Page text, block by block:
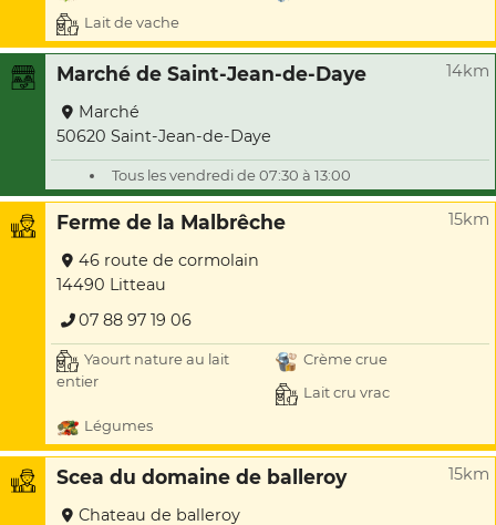
Lait de vache
Marché de Saint-Jean-de-Daye 14km
Marché
50620 Saint-Jean-de-Daye
Tous les vendredi de 07:30 à 13:00
Ferme de la Malbrêche 15km
46 route de cormolain
14490 Litteau
07 88 97 19 06
Yaourt nature au lait
entier
Crème crue
Lait cru vrac
Légumes
Scea du domaine de balleroy 15km
Chateau de balleroy